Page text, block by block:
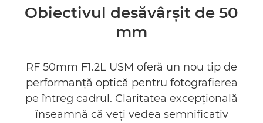
Prezentare generală
Galerie
Asistenţă
Obiectivul desăvârşit de 50
mm
RF 50mm F1.2L USM oferă un nou tip de
performanţă optică pentru fotografierea
pe întreg cadrul. Claritatea excepţională
înseamnă că veţi vedea semnificativ